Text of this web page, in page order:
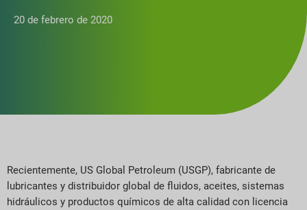
20 de febrero de 2020
Recientemente, US Global Petroleum (USGP), fabricante de
lubricantes y distribuidor global de fluidos, aceites, sistemas
hidráulicos y productos químicos de alta calidad con licencia